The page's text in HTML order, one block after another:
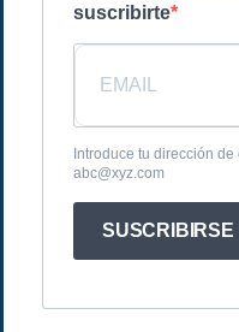
suscribirte
Introduce tu dirección
abc@xyz.com
SUSCRIBIRSE